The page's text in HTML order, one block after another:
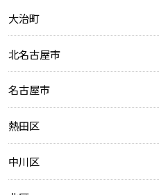
大治町
北名古屋市
名古屋市
熱田区
中川区